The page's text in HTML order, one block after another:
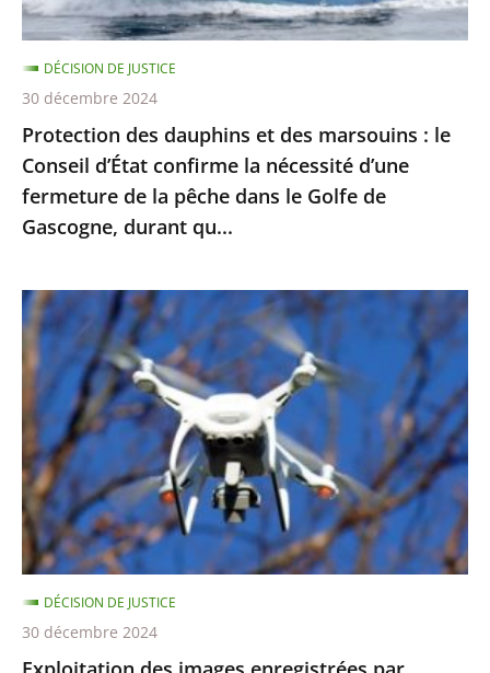
Conseil
d’État
confirme
la
nécessité
d’une
fermeture
de
pêche
dans
le
Golfe
de
Gascogne,
durant
qu...
Protection des dauphins et des marsouins : le
Conseil d’État confirme la nécessité d’une
fermeture de la pêche dans le Golfe de
Gascogne, durant qu...
DÉCISION DE JUSTICE
30 décembre 2024
Exploitation
des
images
enregistrées
par
drones
pour
le
maintien
de
l’ordre
:
DÉCISION DE JUSTICE
30 décembre 2024